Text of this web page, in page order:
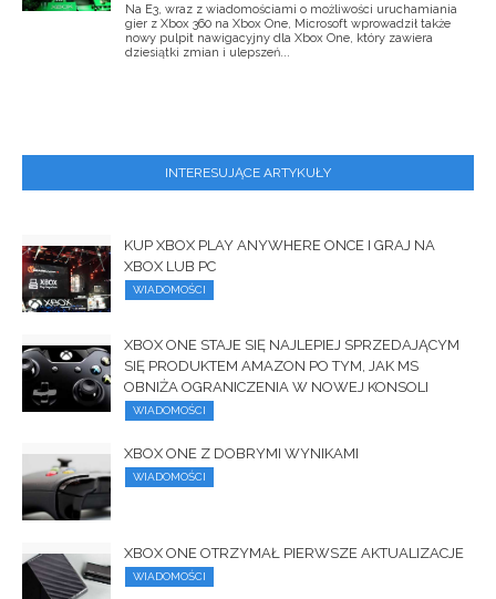
Na E3, wraz z wiadomościami o możliwości uruchamiania
gier z Xbox 360 na Xbox One, Microsoft wprowadził także
nowy pulpit nawigacyjny dla Xbox One, który zawiera
dziesiątki zmian i ulepszeń...
INTERESUJĄCE ARTYKUŁY
KUP XBOX PLAY ANYWHERE ONCE I GRAJ NA
XBOX LUB PC
WIADOMOŚCI
XBOX ONE STAJE SIĘ NAJLEPIEJ SPRZEDAJĄCYM
SIĘ PRODUKTEM AMAZON PO TYM, JAK MS
OBNIŻA OGRANICZENIA W NOWEJ KONSOLI
WIADOMOŚCI
XBOX ONE Z DOBRYMI WYNIKAMI
WIADOMOŚCI
XBOX ONE OTRZYMAŁ PIERWSZE AKTUALIZACJE
WIADOMOŚCI